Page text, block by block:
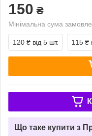
150 ₴
Мінімальна сума
120 ₴ від 5 шт. 115 ₴
Що таке купити з